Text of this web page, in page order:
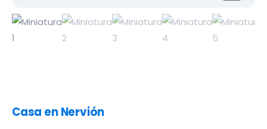
Casa en Nervión